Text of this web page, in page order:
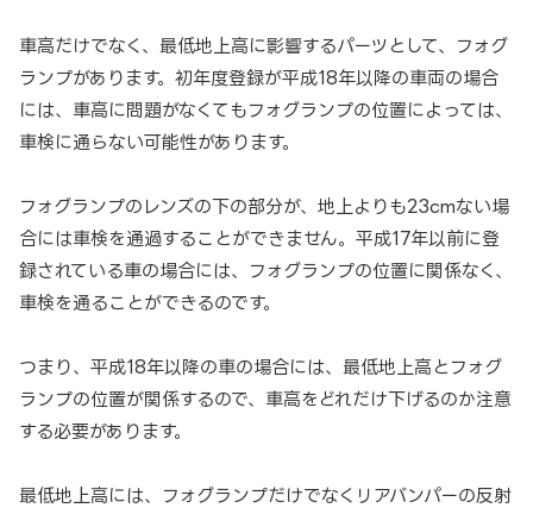
車高だけでなく、最低地上高に影響するパーツとして、フォグ
ランプがあります。初年度登録が平成18年以降の車両の場合
には、車高に問題がなくてもフォグランプの位置によっては、
車検に通らない可能性があります。
フォグランプのレンズの下の部分が、地上よりも23cmない場
合には車検を通過することができません。平成17年以前に登
録されている車の場合には、フォグランプの位置に関係なく、
車検を通ることができるのです。
つまり、平成18年以降の車の場合には、最低地上高とフォグ
ランプの位置が関係するので、車高をどれだけ下げるのか注意
する必要があります。
最低地上高には、フォグランプだけでなくリアバンパーの反射